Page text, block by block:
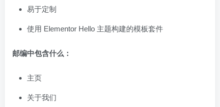
易于定制
使用 Elementor Hello 主题构建的模板套件
邮编中包含什么：
主页
关于我们